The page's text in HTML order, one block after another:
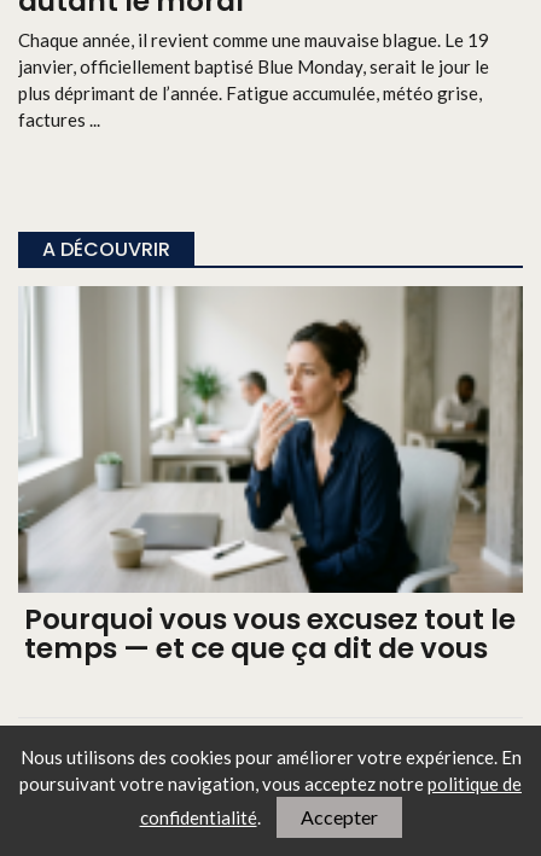
Nous utilisons des cookies pour améliorer votre expérience. En
poursuivant votre navigation, vous acceptez notrepolitique de
confidentialité. Accepter
Chaque année, il revient comme une mauvaise blague. Le 19
janvier, officiellement baptisé Blue Monday, serait le jour le
plus déprimant de l’année. Fatigue accumulée, météo grise,
factures ...
A DÉCOUVRIR
Pourquoi vous vous excusez tout le
temps — et ce que ça dit de vous